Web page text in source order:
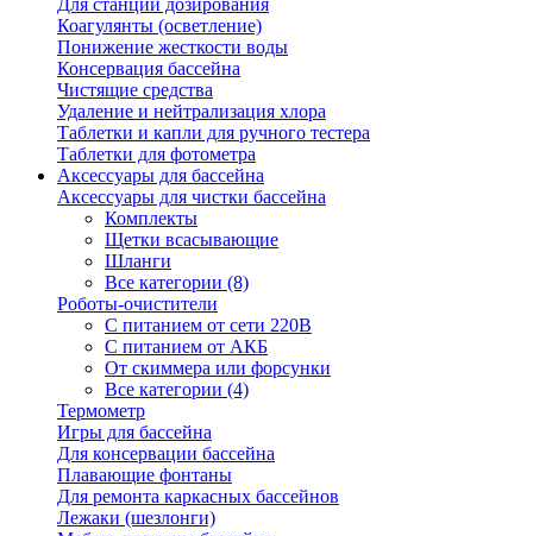
Для станций дозирования
Коагулянты (осветление)
Понижение жесткости воды
Консервация бассейна
Чистящие средства
Удаление и нейтрализация хлора
Таблетки и капли для ручного тестера
Таблетки для фотометра
Аксессуары для бассейна
Аксессуары для чистки бассейна
Комплекты
Щетки всасывающие
Шланги
Все категории (8)
Роботы-очистители
С питанием от сети 220В
С питанием от АКБ
От скиммера или форсунки
Все категории (4)
Термометр
Игры для бассейна
Для консервации бассейна
Плавающие фонтаны
Для ремонта каркасных бассейнов
Лежаки (шезлонги)